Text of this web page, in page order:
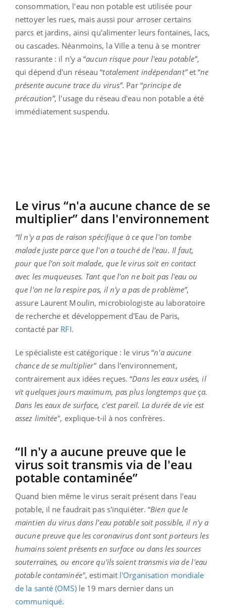
consommation, l'eau non potable est utilisée pour
nettoyer les rues, mais aussi pour arroser certains
parcs et jardins, ainsi qu'alimenter leurs fontaines, lacs,
ou cascades. Néanmoins, la Ville a tenu à se montrer
rassurante : il n'y a “aucun risque pour l'eau potable”,
qui dépend d'un réseau “totalement indépendant”et “ne
présente aucune trace du virus”. Par “principe de
précaution”, l'usage du réseau d'eau non potable a été
immédiatement suspendu.
Le virus “n'a aucune chance de se
multiplier” dans l'environnement
“Il n'y a pas de raison spécifique à ce que l'on tombe
malade juste parce que l'on a touché de l'eau. Il faut,
pour que l'on soit malade, que le virus soit en contact
avec les muqueuses. Tant que l'on ne boit pas l'eau ou
que l'on ne la respire pas, il n'y a pas de problème”,
assure Laurent Moulin, microbiologiste au laboratoire
de recherche et développement d'Eau de Paris,
contacté par RFI.
Le spécialiste est catégorique : le virus “n'a aucune
chance de se multiplier" dans l'environnement,
contrairement aux idées reçues. “Dans les eaux usées, il
vit quelques jours maximum, pas plus longtemps que ça.
Dans les eaux de surface, c'est pareil. La durée de vie est
assez limitée", explique-t-il à nos confrères.
“Il n'y a aucune preuve que le
virus soit transmis via de l'eau
potable contaminée”
Quand bien même le virus serait présent dans l'eau
potable, il ne faudrait pas s'inquiéter. “Bien que le
maintien du virus dans l'eau potable soit possible, il n'y a
aucune preuve que les coronavirus dont sont porteurs les
humains soient présents en surface ou dans les sources
souterraines, ou encore qu'ils soient transmis via de l'eau
potable contaminée", estimait l'Organisation mondiale
de la santé (OMS)le 19 mars dernier dans un
communiqué.